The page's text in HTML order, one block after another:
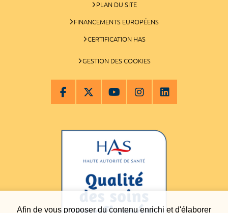
Afin de vous proposer du contenu enrichi et d'élaborer
PLAN DU SITE
FINANCEMENTS EUROPÉENS
CERTIFICATION HAS
GESTION DES COOKIES